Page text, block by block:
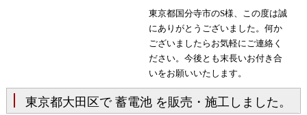
東京都国分寺市のS様、この度は誠
にありがとうございました。何か
ございましたらお気軽にご連絡く
ださい。今後とも末長いお付き合
いをお願いいたします。
東京都大田区で 蓄電池 を販売・施工しました。